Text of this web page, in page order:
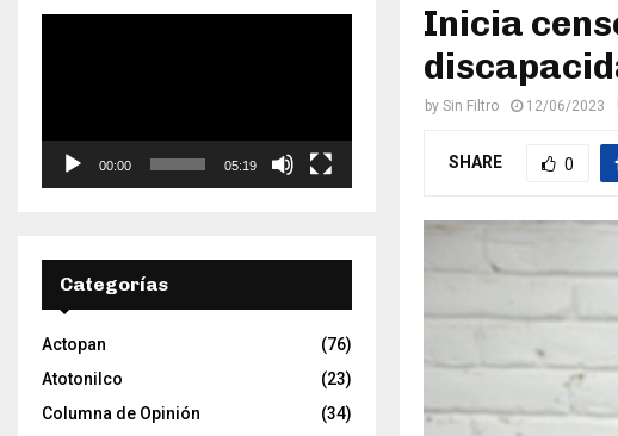
Inicia
by Sin Filtro 12/06/2023
SHARE 0
v
í
e
00:00 05:19
Categorías
Actopan
(76)
Atotonilco
(23)
Columna de Opinión
(34)